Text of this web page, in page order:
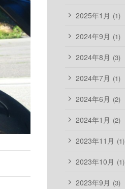
2025年1月 (1)
2024年9月 (1)
2024年8月 (3)
2024年7月 (1)
2024年6月 (2)
2024年1月 (2)
2023年11月 (1)
2023年10月 (1)
2023年9月 (3)